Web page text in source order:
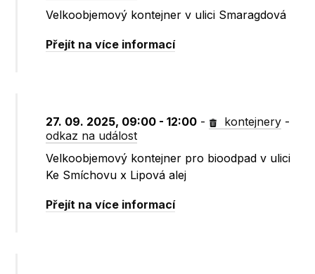
Velkoobjemový kontejner v ulici Smaragdová
Přejít na více informací
27. 09. 2025, 09:00 - 12:00 - kontejnery -
odkaz na událost
Velkoobjemový kontejner pro bioodpad v ulici
Ke Smíchovu x Lipová alej
Přejít na více informací